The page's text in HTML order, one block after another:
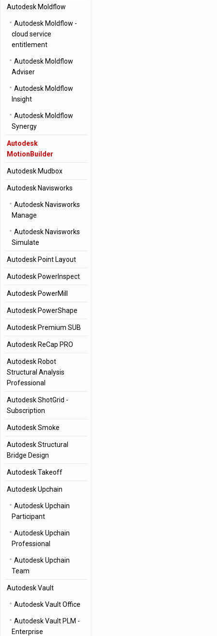
Autodesk Moldflow
Autodesk Moldflow -
cloud service
entitlement
Autodesk Moldflow
Adviser
Autodesk Moldflow
Insight
Autodesk Moldflow
Synergy
Autodesk
MotionBuilder
Autodesk Mudbox
Autodesk Navisworks
Autodesk Navisworks
Manage
Autodesk Navisworks
Simulate
Autodesk Point Layout
Autodesk PowerInspect
Autodesk PowerMill
Autodesk PowerShape
Autodesk Premium SUB
Autodesk ReCap PRO
Autodesk Robot
Structural Analysis
Professional
Autodesk ShotGrid -
Subscription
Autodesk Smoke
Autodesk Structural
Bridge Design
Autodesk Takeoff
Autodesk Upchain
Autodesk Upchain
Participant
Autodesk Upchain
Professional
Autodesk Upchain
Team
Autodesk Vault
Autodesk Vault Office
Autodesk Vault PLM -
Enterprise